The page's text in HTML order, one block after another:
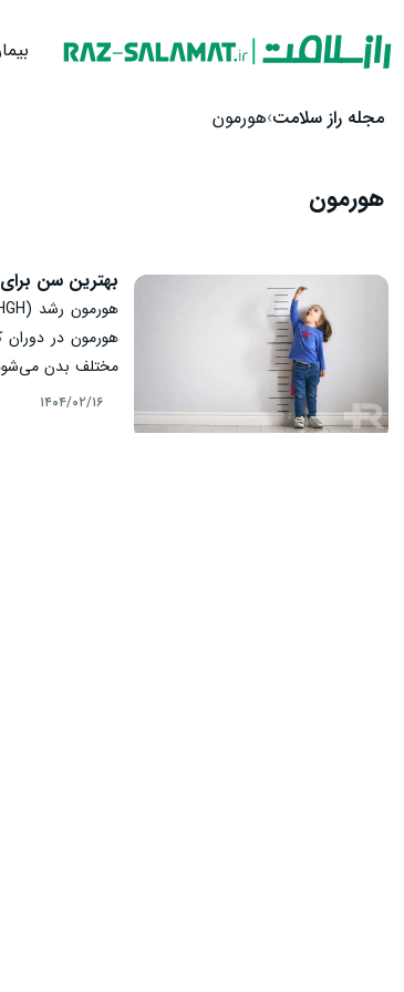
پرش به محتوا
مجله راز سلامت هورمون
هورمون
بهترین سن
هورمون در
مختلف بدن می‌شود.
برای جبران
۱۴۰۴/۰۲/۱۶